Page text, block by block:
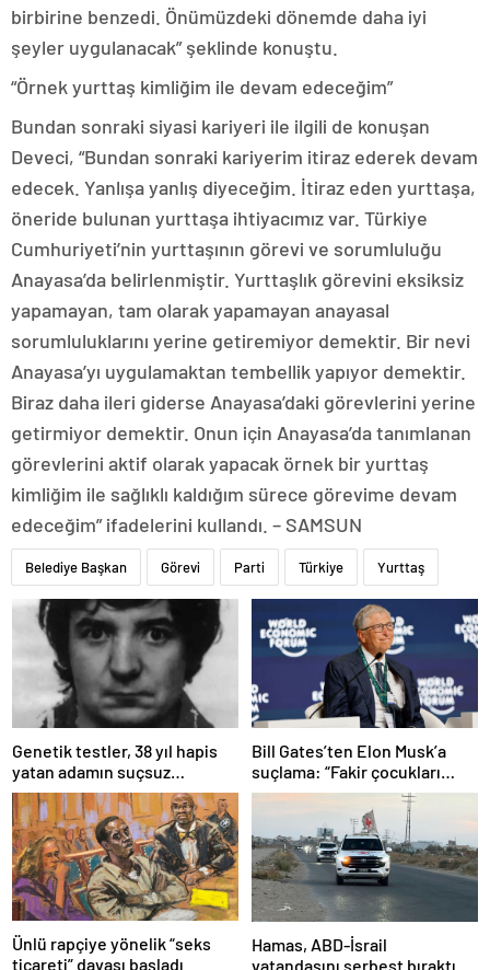
birbirine benzedi. Önümüzdeki dönemde daha iyi
şeyler uygulanacak” şeklinde konuştu.
“Örnek yurttaş kimliğim ile devam edeceğim”
Bundan sonraki siyasi kariyeri ile ilgili de konuşan
Deveci, “Bundan sonraki kariyerim itiraz ederek devam
edecek. Yanlışa yanlış diyeceğim. İtiraz eden yurttaşa,
öneride bulunan yurttaşa ihtiyacımız var. Türkiye
Cumhuriyeti’nin yurttaşının görevi ve sorumluluğu
Anayasa’da belirlenmiştir. Yurttaşlık görevini eksiksiz
yapamayan, tam olarak yapamayan anayasal
sorumluluklarını yerine getiremiyor demektir. Bir nevi
Anayasa’yı uygulamaktan tembellik yapıyor demektir.
Biraz daha ileri giderse Anayasa’daki görevlerini yerine
getirmiyor demektir. Onun için Anayasa’da tanımlanan
görevlerini aktif olarak yapacak örnek bir yurttaş
kimliğim ile sağlıklı kaldığım sürece görevime devam
edeceğim” ifadelerini kullandı. – SAMSUN
Belediye Başkan Görevi Parti Türkiye Yurttaş
Genetik testler, 38 yıl hapis
yatan adamın suçsuz
olduğunu ortaya çıkardı
Bill Gates’ten Elon Musk’a
suçlama: “Fakir çocukları
öldürdü”
Ünlü rapçiye yönelik “seks
ticareti” davası başladı
Hamas, ABD-İsrail
vatandaşını serbest bıraktı